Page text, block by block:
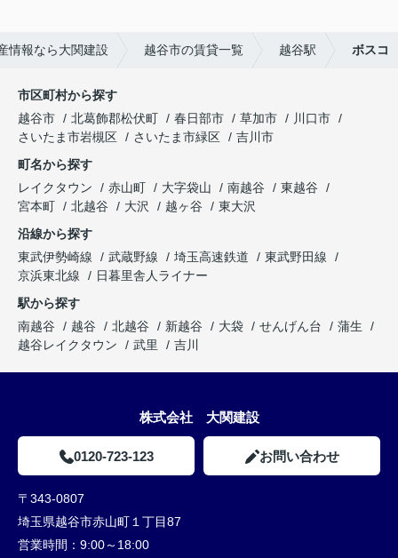
情報なら大関建設 越谷市の賃貸一覧 越谷駅 ボスコ
市区町村から探す
越谷市
北葛飾郡松伏町 春日部市 草加市
川口市
さいたま市岩槻区
さいたま市緑区
吉川市
町名から探す
レイクタウン
赤山町 大字袋山 南越谷
東越谷
宮本町
北越谷 大沢 越ヶ谷
東大沢
沿線から探す
東武伊勢崎線
武蔵野線 埼玉高速鉄道
東武野田線
京浜東北線
日暮里舎人ライナー
駅から探す
南越谷
越谷 北越谷 新越谷 大袋 せんげん台
蒲生
越谷レイクタウン
武里 吉川
株式会社 大関建設
0120-723-123 お問い合わせ
〒343-0807
埼玉県越谷市赤山町１丁目87
営業時間： 9:00～18:00